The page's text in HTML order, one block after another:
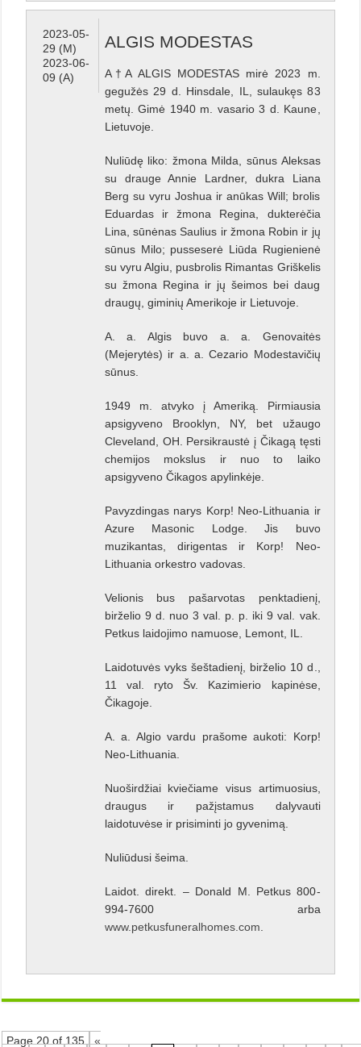
2023-05-
29 (M)
2023-06-
09 (A)
ALGIS MODESTAS
A†A ALGIS MODESTAS mirė 2023 m.
gegužės 29 d. Hinsdale, IL, sulaukęs 83
metų. Gimė 1940 m. vasario 3 d. Kaune,
Lietuvoje.
Nuliūdę liko: žmona Milda, sūnus Aleksas
su drauge Annie Lardner, dukra Liana
Berg su vyru Joshua ir anūkas Will; brolis
Eduardas ir žmona Regina, dukterėčia
Lina, sūnėnas Saulius ir žmona Robin ir jų
sūnus Milo; pusseserė Liūda Rugienienė
su vyru Algiu, pusbrolis Rimantas Griškelis
su žmona Regina ir jų šeimos bei daug
draugų, giminių Amerikoje ir Lietuvoje.
A. a. Algis buvo a. a. Genovaitės
(Mejerytės) ir a. a. Cezario Modestavičių
sūnus.
1949 m. atvyko į Ameriką. Pirmiausia
apsigyveno Brooklyn, NY, bet užaugo
Cleveland, OH. Persikraustė į Čikagą tęsti
chemijos mokslus ir nuo to laiko
apsigyveno Čikagos apylinkėje.
Pavyzdingas narys Korp! Neo-Lithuania ir
Azure Masonic Lodge. Jis buvo
muzikantas, dirigentas ir Korp! Neo-
Lithuania orkestro vadovas.
Velionis bus pašarvotas penktadienį,
birželio 9 d. nuo 3 val. p. p. iki 9 val. vak.
Petkus laidojimo namuose, Lemont, IL.
Laidotuvės vyks šeštadienį, birželio 10 d.,
11 val. ryto Šv. Kazimierio kapinėse,
Čikagoje.
A. a. Algio vardu prašome aukoti: Korp!
Neo-Lithuania.
Nuoširdžiai kviečiame visus artimuosius,
draugus ir pažįstamus dalyvauti
laidotuvėse ir prisiminti jo gyvenimą.
Nuliūdusi šeima.
Laidot. direkt. – Donald M. Petkus 800-
994-7600 arba
www.petkusfuneralhomes.com
Page 20 of 135 «